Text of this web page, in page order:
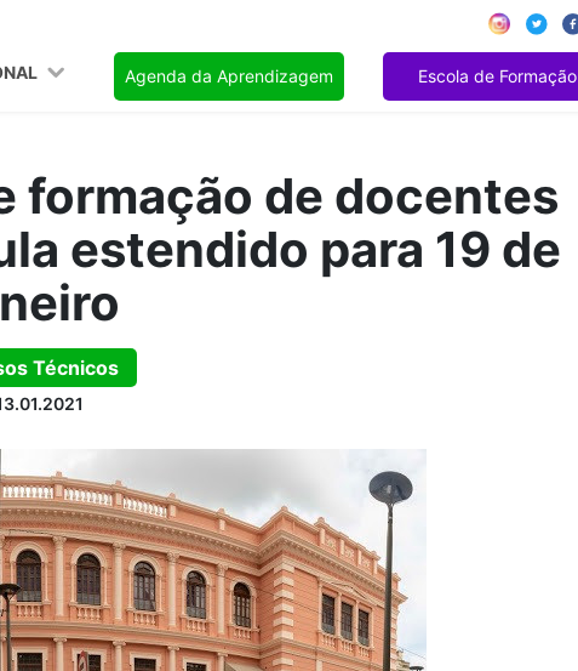
Agenda da Aprendizagem Escola de Formação
formação de docentes
estendido para 19 de
Técnicos